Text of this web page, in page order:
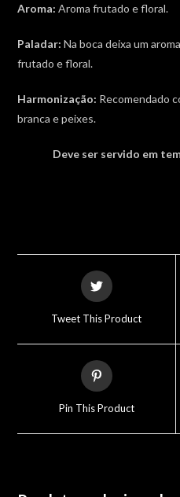
Aroma: Aroma frutado e floral.
Paladar: Na boca deixa um
frutado e floral.
Harmonização: Recomendado
branca e peixes.
Deve ser servido em
Opens
in
new
Tweet This Product
Opens
in
new
Pin This Product